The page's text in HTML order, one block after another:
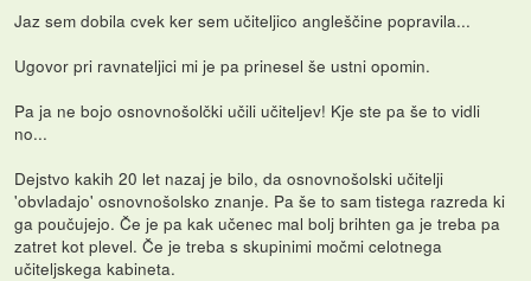
Jaz sem dobila cvek ker sem učiteljico angleščine popravila...
Ugovor pri ravnateljici mi je pa prinesel še ustni opomin.
Pa ja ne bojo osnovnošolčki učili učiteljev! Kje ste pa še to vidli
no...
Dejstvo kakih 20 let nazaj je bilo, da osnovnošolski učitelji
'obvladajo' osnovnošolsko znanje. Pa še to sam tistega razreda ki
ga poučujejo. Če je pa kak učenec mal bolj brihten ga je treba pa
zatret kot plevel. Če je treba s skupinimi močmi celotnega
učiteljskega kabineta.